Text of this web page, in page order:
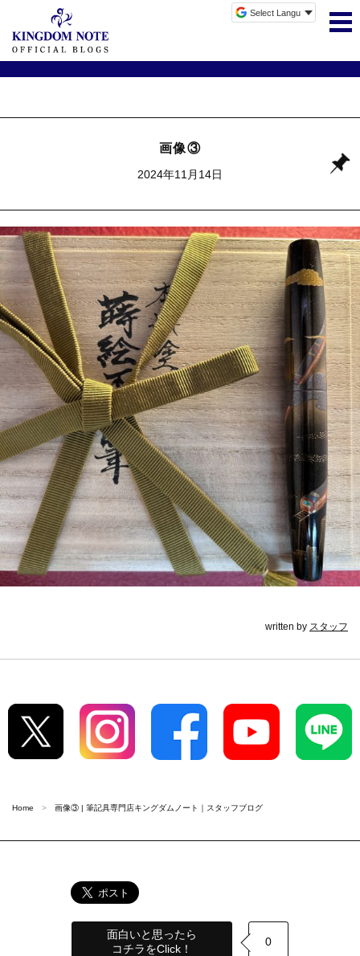
画像③
2024年11月14日
written by スタッフ
Home 画像③ | 筆記具専門店キングダムノート｜スタッフブログ
面白いと思ったら
コチラをClick！
0